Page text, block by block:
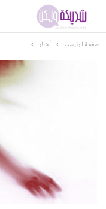
الصفحة الرئيسية أخبار